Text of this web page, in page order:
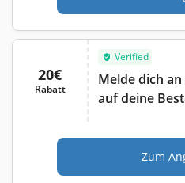
20€
Rabatt
Verified
Melde dich
auf deine
Zum